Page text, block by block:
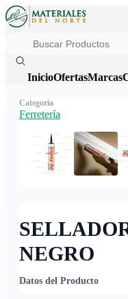
InicioOfertasMarcas
NEGRO
Datos del Producto
Categoría
Ferretería